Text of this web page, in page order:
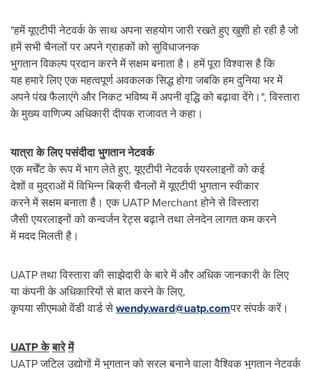
"हमें यूएटीपी नेटवर्क के साथ अपना सहयोग जारी रखते हुए खुशी हो रही है जो
हमें सभी चैनलों पर अपने ग्राहकों को सुविधाजनक
भुगतान विकल्प प्रदान करने में सक्षम बनाता है। हमें पूरा विश्वास है कि
यह हमारे लिए एक महत्वपूर्ण अवकलक सिद्ध होगा जबकि हम दुनिया भर में
अपने पंख फैलाएंगे और निकट भविष्य में अपनी वृद्धि को बढ़ावा देंगे।", विस्तारा
के मुख्य वाणिज्य अधिकारी दीपक राजावत ने कहा।
यात्राकेलिएपसंदीदाभुगताननेटवर्क
एक मर्चेंट के रूप में भाग लेते हुए, यूएटीपी नेटवर्क एयरलाइनों को कई
देशों व मुद्राओं में विभिन्न बिक्री चैनलों में यूएटीपी भुगतान स्वीकार
करने में सक्षम बनाता है। एक UATP Merchant होने से विस्तारा
जैसी एयरलाइनों को कन्‍वर्जन रेट्स बढ़ाने तथा लेनदेन लागत कम करने
में मदद मिलती है।
UATP तथा विस्तारा की साझेदारी के बारे में और अधिक जानकारी के लिए
या कंपनी के अधिकारियों से बात करने के लिए,
कृपया सीएमओ वेंडी वार्ड सेwendy.ward@uatp.comपर संपर्क करें।
UATPकेबारेमें
UATP जटिल उद्योगों में भुगतान को सरल बनाने वाला वैश्विक भुगतान नेटवर्क